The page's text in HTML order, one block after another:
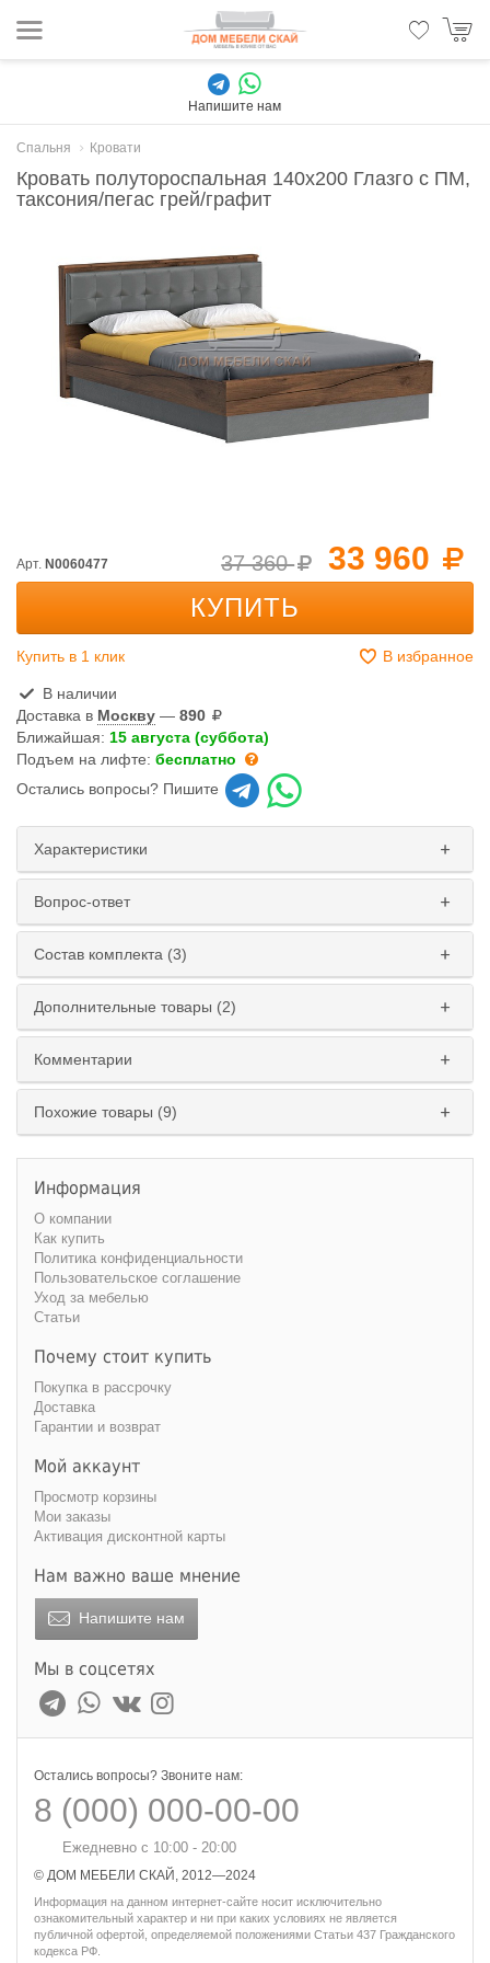
Напишите нам
Спальня Кровати
Кровать полутороспальная 140x200 Глазго с ПМ,
таксония/пегас грей/графит
33 960
37 360
Арт. N0060477
КУПИТЬ
Купить в 1 клик В избранное
В наличии
Доставка в Москву — 890
Ближайшая: 15 августа (суббота)
Подъем на лифте: бесплатно
Остались вопросы? Пишите
Характеристики
Вопрос-ответ
Состав комплекта (3)
Дополнительные товары (2)
Комментарии
Похожие товары (9)
Информация
О компании
Как купить
Политика конфиденциальности
Пользовательское соглашение
Уход за мебелью
Статьи
Почему стоит купить
Покупка в рассрочку
Доставка
Гарантии и возврат
Мой аккаунт
Просмотр корзины
Мои заказы
Активация дисконтной карты
Нам важно ваше мнение
Напишите нам
Мы в соцсетях
Остались вопросы? Звоните нам:
8 (000) 000-00-00
Ежедневно с 10:00 - 20:00
© ДОМ МЕБЕЛИ СКАЙ, 2012—2024
Информация на данном интернет-сайте носит исключительно
ознакомительный характер и ни при каких условиях не является
публичной офертой, определяемой положениями Статьи 437 Гражданского
кодекса РФ.